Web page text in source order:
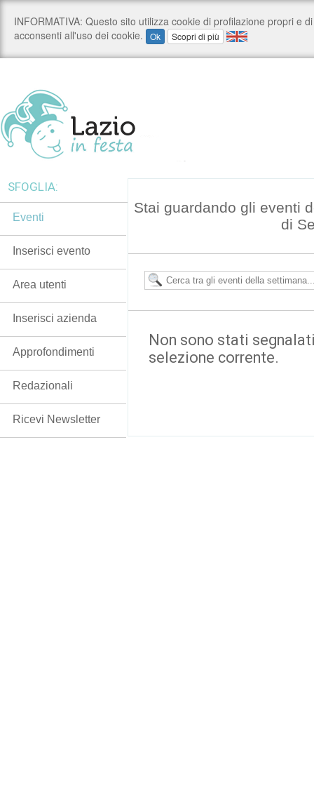
Stai guardando gli eventi
di
Non sono stati
selezione corrente.
SFOGLIA:
Eventi
Inserisci evento
Area utenti
Inserisci azienda
Approfondimenti
Redazionali
Ricevi Newsletter